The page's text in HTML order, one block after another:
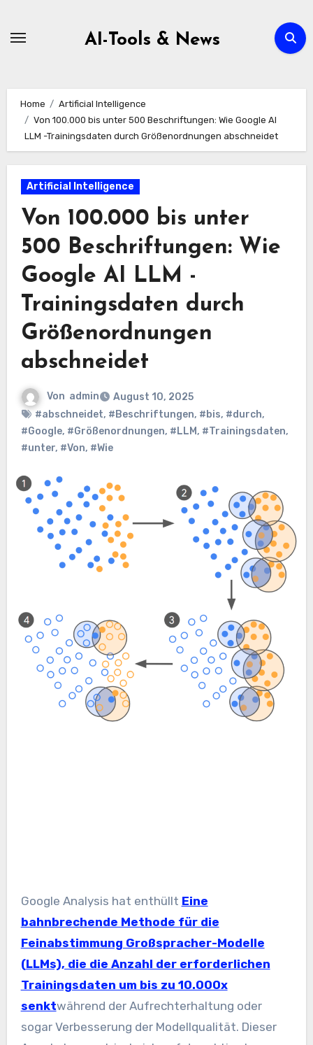
AI-Tools & News
Home
Artificial Intelligence
Von 100.000 bis unter 500 Beschriftungen: Wie Google AI
LLM -Trainingsdaten durch Größenordnungen abschneidet
Artificial Intelligence
Von 100.000 bis unter
500 Beschriftungen: Wie
Google AI LLM -
Trainingsdaten durch
Größenordnungen
abschneidet
Von admin
August 10, 2025
#abschneidet, #Beschriftungen, #bis, #durch,
#Google, #Größenordnungen, #LLM, #Trainingsdaten,
#unter, #Von, #Wie
Google Analysis hat enthüllt Eine
bahnbrechende Methode für die
Feinabstimmung Großspracher-Modelle
(LLMs), die die Anzahl der erforderlichen
Trainingsdaten um bis zu 10.000x
senktwährend der Aufrechterhaltung oder
sogar Verbesserung der Modellqualität. Dieser